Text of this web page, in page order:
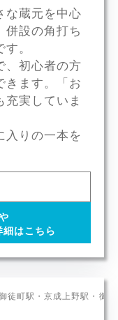
な蔵元を中心
併設の角打ち
。
、初心者の方
きます。「お
実していま
入りの一本を
はこちら
徒町駅・京成上野駅・御